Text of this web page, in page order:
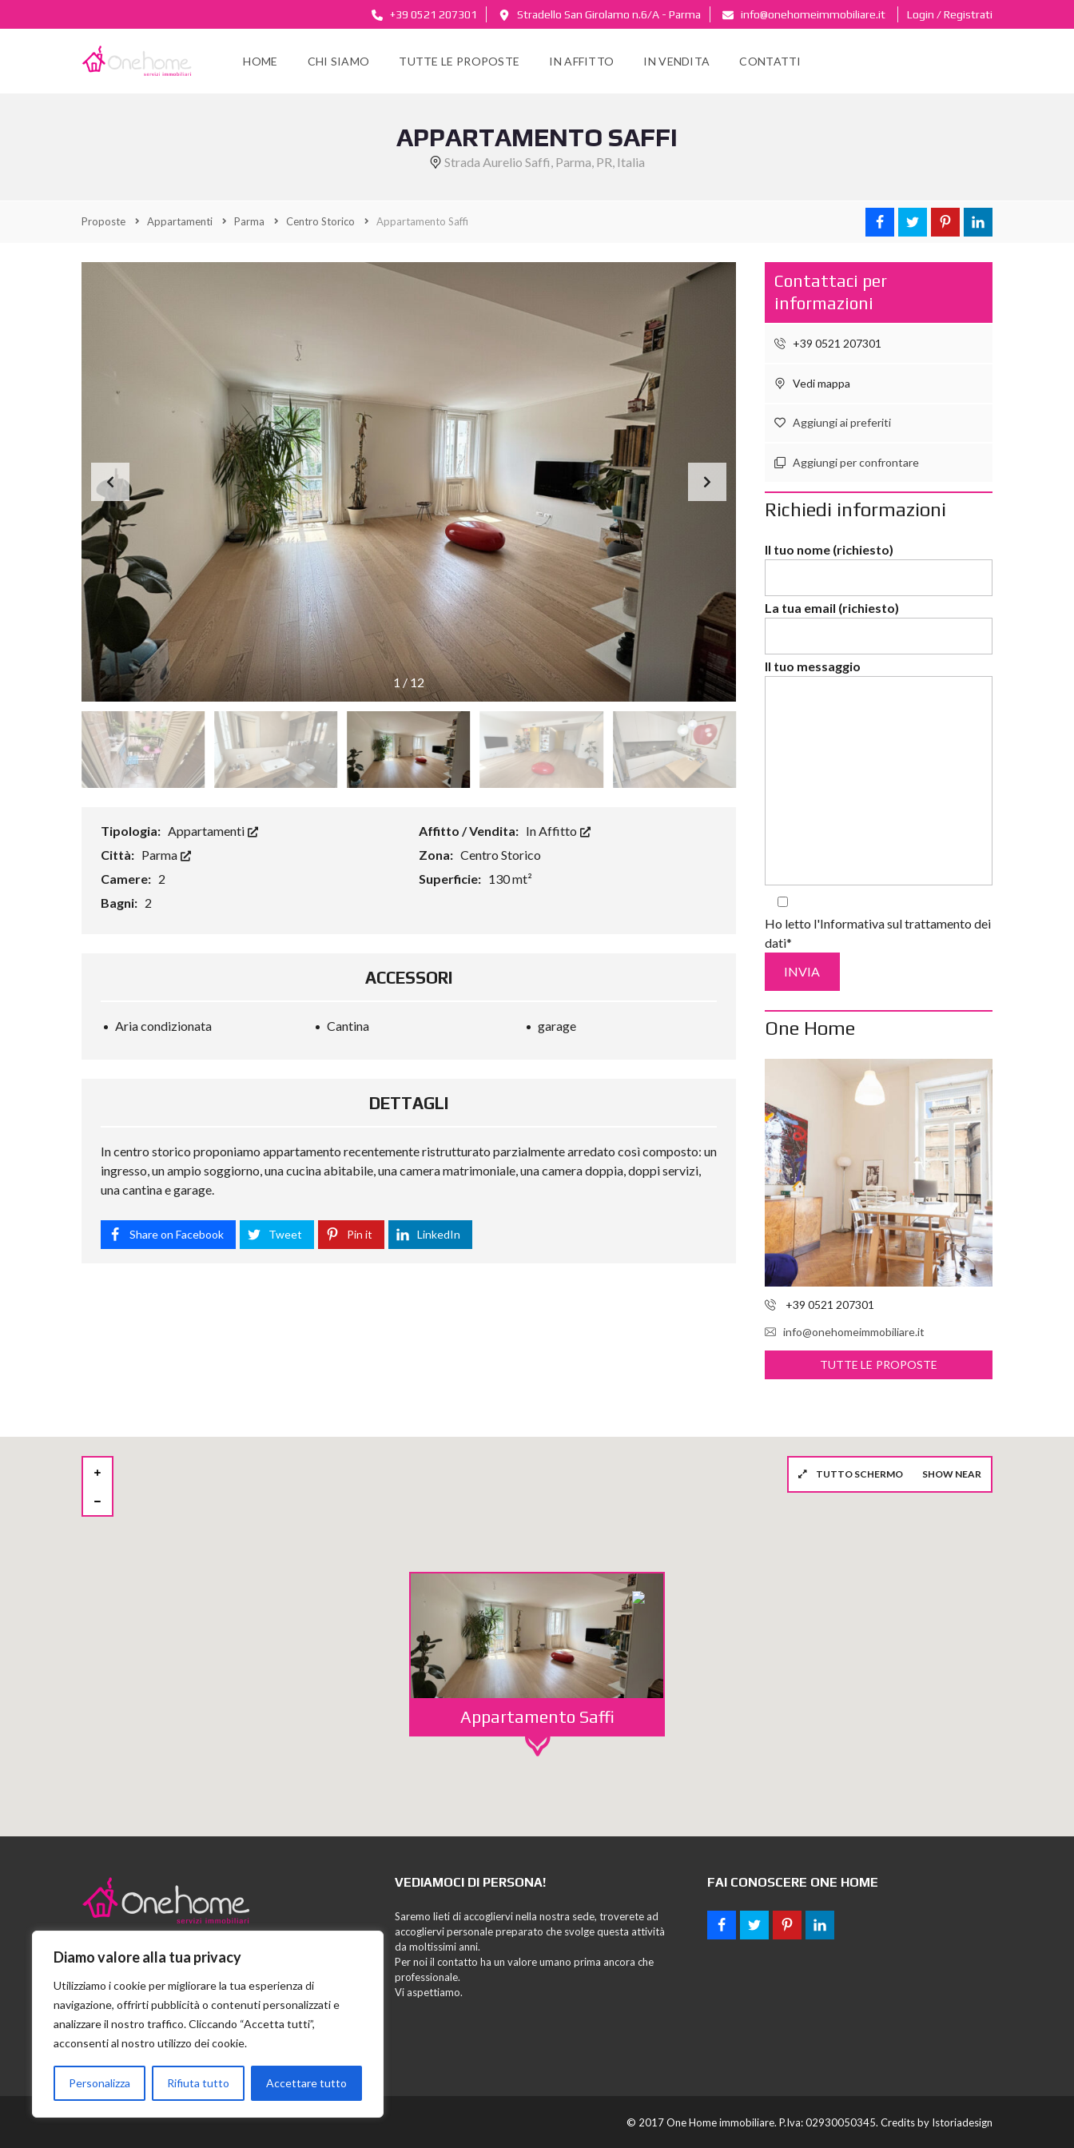
Diamo valore alla tua privacy
Utilizziamo i cookie per migliorare la tua esperienza di
navigazione, offrirti pubblicità o contenuti personalizzati e
analizzare il nostro traffico. Cliccando “Accetta tutti”,
acconsenti al nostro utilizzo dei cookie.
Personalizza Rifiuta tutto Accettare tutto
+39 0521 207301 Stradello San Girolamo n.6/A - Parma info@onehomeimmobiliare.it Login / Registrati
HOME CHI SIAMO TUTTE LE PROPOSTE IN AFFITTO IN VENDITA CONTATTI
APPARTAMENTO SAFFI
Strada Aurelio Saffi, Parma, PR, Italia
Proposte Appartamenti Parma Centro Storico Appartamento Saffi
1/12
Tipologia: Appartamenti Affitto / Vendita: In Affitto
Città: Parma Zona: Centro Storico
Camere: 2 Superficie: 130 mt²
Bagni: 2
ACCESSORI
Aria condizionata Cantina garage
DETTAGLI
In centro storico proponiamo appartamento recentemente ristrutturato parzialmente arredato così composto: un
ingresso, un ampio soggiorno, una cucina abitabile, una camera matrimoniale, una camera doppia, doppi servizi,
una cantina e garage.
Share on Facebook Tweet Pin it LinkedIn
Contattaci per
informazioni
+39 0521 207301
Vedi mappa
Aggiungi ai preferiti
Aggiungi per confrontare
Richiedi informazioni
Il tuo nome (richiesto)
La tua email (richiesto)
Il tuo messaggio
Ho letto l'Informativa sul trattamento dei
dati*
One Home
+39 0521 207301
info@onehomeimmobiliare.it
TUTTE LE PROPOSTE
Appartamento Saffi
TUTTO SCHERMO SHOW NEAR
Stradello San Girolamo n.6/A - Parma
+39 0521 207301
info@onehomeimmobiliare.it
VEDIAMOCI DI PERSONA!
Saremo lieti di accogliervi nella nostra sede, troverete ad
accogliervi personale preparato che svolge questa attività
da moltissimi anni.
Per noi il contatto ha un valore umano prima ancora che
professionale.
Vi aspettiamo.
FAI CONOSCERE ONE HOME
© 2017 One Home immobiliare. P.Iva: 02930050345. Credits by Istoriadesign